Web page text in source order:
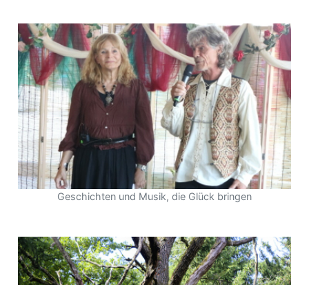
Geschichten und Musik, die Glück bringen